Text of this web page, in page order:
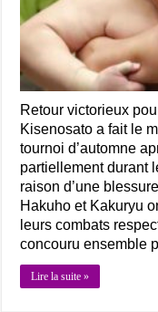
Retour victorieux
Kisenosato a fait le
tournoi d’automne
partiellement durant
raison d’une
Hakuho et Kakuryu
leurs combats
concouru ensemble
Lire la suite »